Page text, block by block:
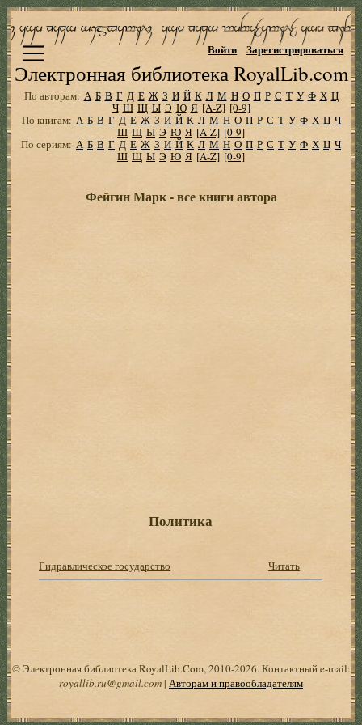
Электронная библиотека RoyalLib.com
Войти Зарегистрироваться
По авторам: А Б В Г Д Е Ж З И Й К Л М Н О П Р С Т У Ф Х Ц
Ч Ш Щ Ы Э Ю Я [A-Z] [0-9]
По книгам: А Б В Г Д Е Ж З И Й К Л М Н О П Р С Т У Ф Х Ц Ч
Ш Щ Ы Э Ю Я [A-Z] [0-9]
По сериям: А Б В Г Д Е Ж З И Й К Л М Н О П Р С Т У Ф Х Ц Ч
Ш Щ Ы Э Ю Я [A-Z] [0-9]
Фейгин Марк - все книги автора
Политика
Гидравлическое государство Читать
© Электронная библиотека RoyalLib.Com, 2010-2026. Контактный e-mail:
royallib.ru@gmail.com| Авторам и правообладателям